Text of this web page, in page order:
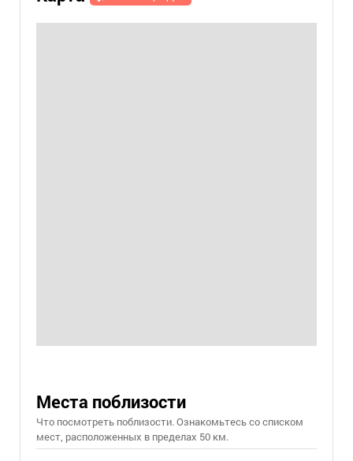
Места поблизости
Что посмотреть поблизости. Ознакомьтесь со списком
мест, расположенных в пределах 50 км.